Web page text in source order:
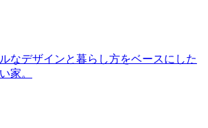
なデザインと暮らし方をベースにした
家。